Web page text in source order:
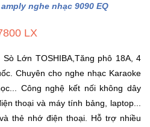
amply nghe nhạc 9090 EQ
LX
Sò Lớn TOSHIBA,Tăng phô 18A, 4
Chuyên cho nghe nhạc Karaoke
Công nghệ kết nối không dây
thoại và máy tính bảng, laptop...
thẻ nhớ điện thoại. Hỗ trợ nhiều